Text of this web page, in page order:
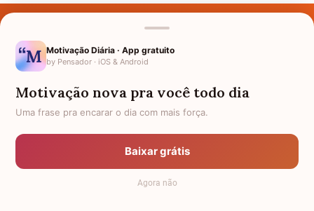
Nomes pelo Mundo
Política de Privacidade
Anuncie
Termos de Uso
Motivação Diária · App gratuito
by Pensador · iOS & Android
Motivação nova pra você todo dia
Uma frase pra encarar o dia com mais força.
Baixar grátis
Agora não